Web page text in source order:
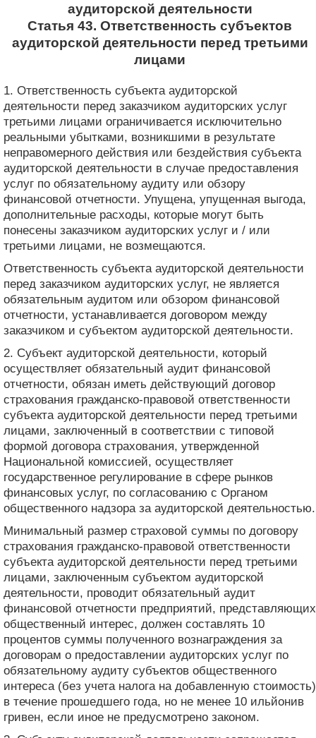
аудиторской деятельности
Статья 43. Ответственность субъектов
аудиторской деятельности перед третьими
лицами
1. Ответственность субъекта аудиторской
деятельности перед заказчиком аудиторских услуг
третьими лицами ограничивается исключительно
реальными убытками, возникшими в результате
неправомерного действия или бездействия субъекта
аудиторской деятельности в случае предоставления
услуг по обязательному аудиту или обзору
финансовой отчетности. Упущена, упущенная выгода,
дополнительные расходы, которые могут быть
понесены заказчиком аудиторских услуг и / или
третьими лицами, не возмещаются.
Ответственность субъекта аудиторской деятельности
перед заказчиком аудиторских услуг, не является
обязательным аудитом или обзором финансовой
отчетности, устанавливается договором между
заказчиком и субъектом аудиторской деятельности.
2. Субъект аудиторской деятельности, который
осуществляет обязательный аудит финансовой
отчетности, обязан иметь действующий договор
страхования гражданско-правовой ответственности
субъекта аудиторской деятельности перед третьими
лицами, заключенный в соответствии с типовой
формой договора страхования, утвержденной
Национальной комиссией, осуществляет
государственное регулирование в сфере рынков
финансовых услуг, по согласованию с Органом
общественного надзора за аудиторской деятельностью.
Минимальный размер страховой суммы по договору
страхования гражданско-правовой ответственности
субъекта аудиторской деятельности перед третьими
лицами, заключенным субъектом аудиторской
деятельности, проводит обязательный аудит
финансовой отчетности предприятий, представляющих
общественный интерес, должен составлять 10
процентов суммы полученного вознаграждения за
договорам о предоставлении аудиторских услуг по
обязательному аудиту субъектов общественного
интереса (без учета налога на добавленную стоимость)
в течение прошедшего года, но не менее 10 ильйонив
гривен, если иное не предусмотрено законом.